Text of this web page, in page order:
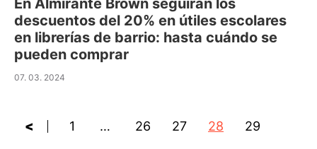
En Almirante Brown seguirán los
descuentos del 20% en útiles escolares
en librerías de barrio: hasta cuándo se
pueden comprar
07. 03. 2024
< 1 … 26 27 28 29